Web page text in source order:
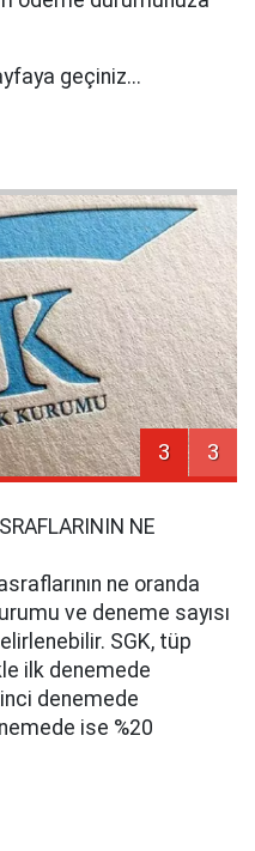
geçiniz...
3 3
NE
ne oranda
ve deneme sayısı
SGK, tüp
ilk denemede
denemede
ise %20